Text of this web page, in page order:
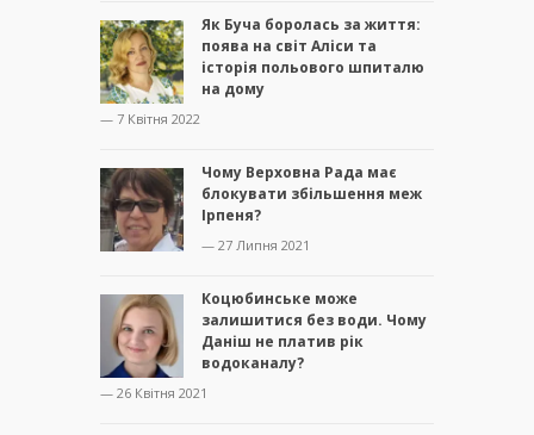
Як Буча боролась за життя:
поява на світ Аліси та
історія польового шпиталю
на дому
— 7 Квітня 2022
Чому Верховна Рада має
блокувати збільшення меж
Ірпеня?
— 27 Липня 2021
Коцюбинське може
залишитися без води. Чому
Даніш не платив рік
водоканалу?
— 26 Квітня 2021